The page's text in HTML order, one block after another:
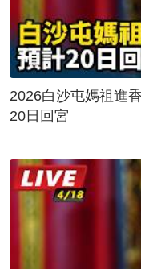
2026白沙屯媽祖進
20日回宮